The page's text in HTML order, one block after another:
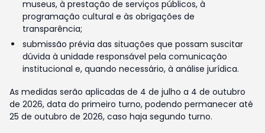
museus, à prestação de serviços públicos, à
programação cultural e às obrigações de
transparência;
submissão prévia das situações que possam suscitar
dúvida à unidade responsável pela comunicação
institucional e, quando necessário, à análise jurídica.
As medidas serão aplicadas de 4 de julho a 4 de outubro
de 2026, data do primeiro turno, podendo permanecer até
25 de outubro de 2026, caso haja segundo turno.